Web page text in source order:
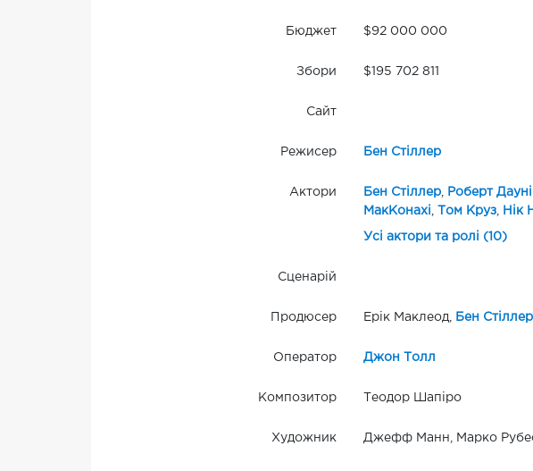
Бюджет $92 000 000
Збори $195 702 811
Сайт
Режисер Бен Стіллер
Актори Бен Стіллер, Роберт
МакКонахі
Том Круз, Нік
Усі актори та ролі (10)
Сценарій
Продюсер Ерік Маклеод, Бен Стіллер,
Оператор Джон Толл
Композитор Теодор Шапіро
Художник Джефф Манн, Марко